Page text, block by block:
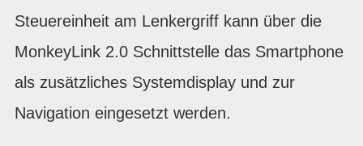
Steuereinheit am Lenkergriff kann über die
MonkeyLink 2.0 Schnittstelle das Smartphone
als zusätzliches Systemdisplay und zur
Navigation eingesetzt werden.